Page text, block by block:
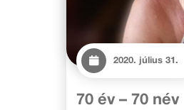
2020. július 31.
70 év – 70 név